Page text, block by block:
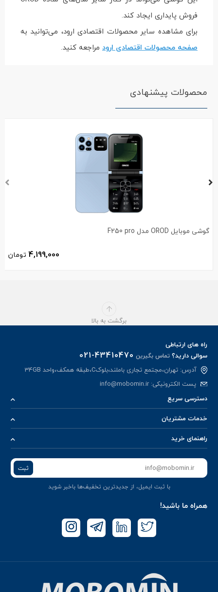
فروش پایداری ایجاد کند.
برای مشاهده سایر محصولات اقتصادی ارود، می‌توانید به
صفحه محصولات اقتصادی ارود مراجعه کنید.
محصولات پیشنهادی
گوشی موبایل OROD مدل F250 pro
4,199,000 تومان
برگشت به بالا
راه های ارتباطی
سوالی دارید؟تماس بگیرین 021-43410470
آدرس: تهران،مجتمع تجاری باملند،بلوکC،طبقه همکف،واحد 34GB
پست الکترونیکی:info@mobomin.ir
دسترسی سریع
خدمات مشتریان
راهنمای خرید
ثبت
با ثبت ایمیل، از جدید‌ترین تخفیف‌ها با‌خبر شوید
همراه ما باشید!